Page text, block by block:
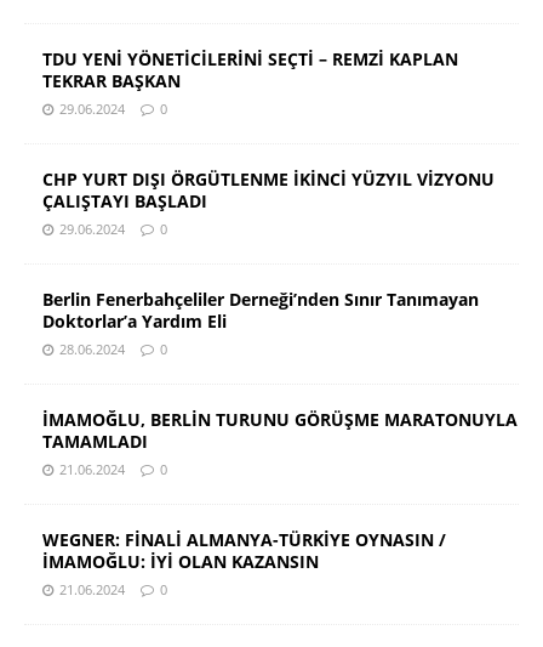
TDU YENİ YÖNETİCİLERİNİ SEÇTİ – REMZİ KAPLAN
TEKRAR BAŞKAN
29.06.2024 0
CHP YURT DIŞI ÖRGÜTLENME İKİNCİ YÜZYIL VİZYONU
ÇALIŞTAYI BAŞLADI
29.06.2024 0
Berlin Fenerbahçeliler Derneği’nden Sınır Tanımayan
Doktorlar’a Yardım Eli
28.06.2024 0
İMAMOĞLU, BERLİN TURUNU GÖRÜŞME MARATONUYLA
TAMAMLADI
21.06.2024 0
WEGNER: FİNALİ ALMANYA-TÜRKİYE OYNASIN /
İMAMOĞLU: İYİ OLAN KAZANSIN
21.06.2024 0